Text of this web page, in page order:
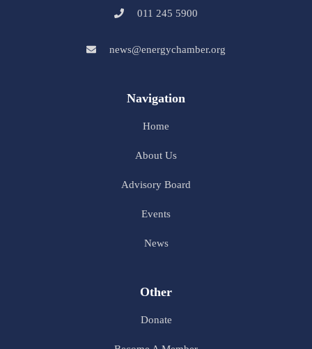
011 245 5900
news@energychamber.org
Navigation
Home
About Us
Advisory Board
Events
News
Other
Donate